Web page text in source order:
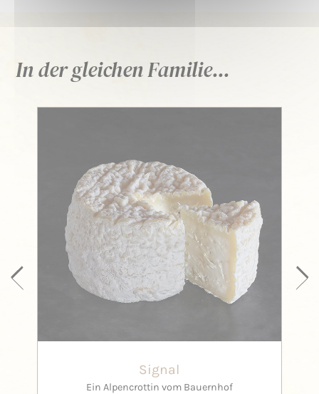
In der gleichen Familie...
Signal
Ein Alpencrottin vom Bauernhof